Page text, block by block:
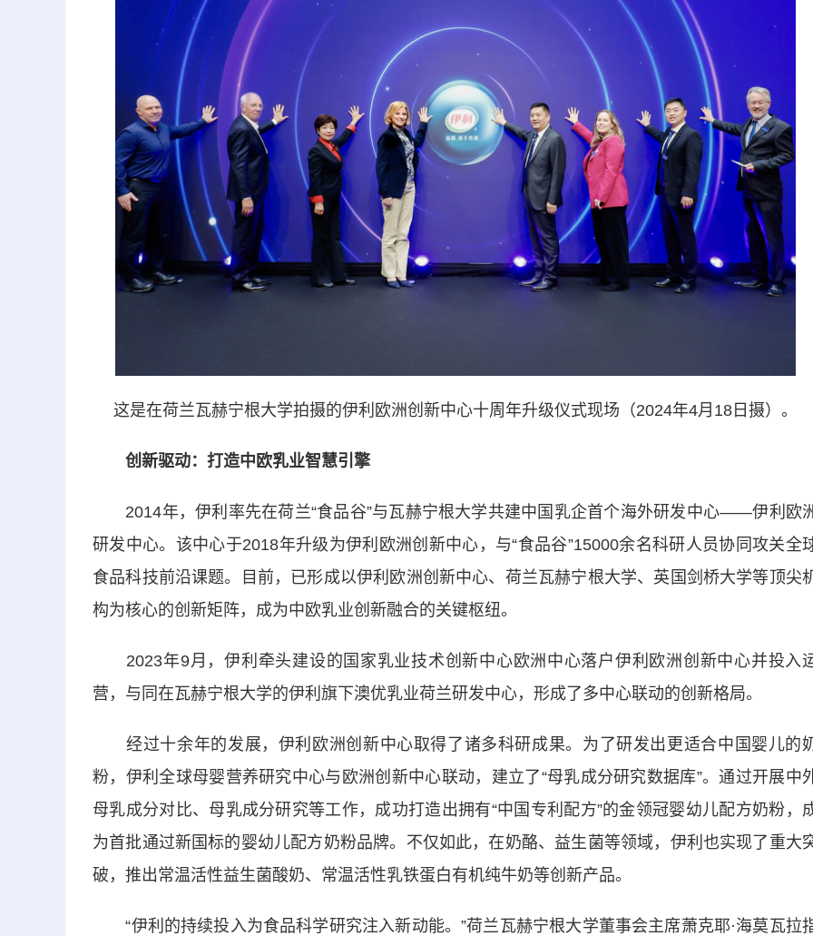
这是在荷兰瓦赫宁根大学拍摄的伊利欧洲创新中心十周年升级仪式现场（2024年4月18日摄）。
创新驱动：打造中欧乳业智慧引擎
2014年，伊利率先在荷兰“食品谷”与瓦赫宁根大学共建中国乳企首个海外研发中心——伊利欧
研发中心。该中心于2018年升级为伊利欧洲创新中心，与“食品谷”15000余名科研人员协同攻关全
食品科技前沿课题。目前，已形成以伊利欧洲创新中心、荷兰瓦赫宁根大学、英国剑桥大学等顶尖
构为核心的创新矩阵，成为中欧乳业创新融合的关键枢纽。
2023年9月，伊利牵头建设的国家乳业技术创新中心欧洲中心落户伊利欧洲创新中心并投入
营，与同在瓦赫宁根大学的伊利旗下澳优乳业荷兰研发中心，形成了多中心联动的创新格局。
经过十余年的发展，伊利欧洲创新中心取得了诸多科研成果。为了研发出更适合中国婴儿的
粉，伊利全球母婴营养研究中心与欧洲创新中心联动，建立了“母乳成分研究数据库”。通过开展中
母乳成分对比、母乳成分研究等工作，成功打造出拥有“中国专利配方”的金领冠婴幼儿配方奶粉，
为首批通过新国标的婴幼儿配方奶粉品牌。不仅如此，在奶酪、益生菌等领域，伊利也实现了重大
破，推出常温活性益生菌酸奶、常温活性乳铁蛋白有机纯牛奶等创新产品。
“伊利的持续投入为食品科学研究注入新动能。”荷兰瓦赫宁根大学董事会主席萧克耶·海莫瓦拉